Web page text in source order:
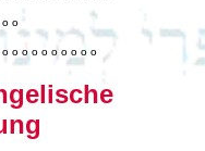
o o
o o o o o o o o o o